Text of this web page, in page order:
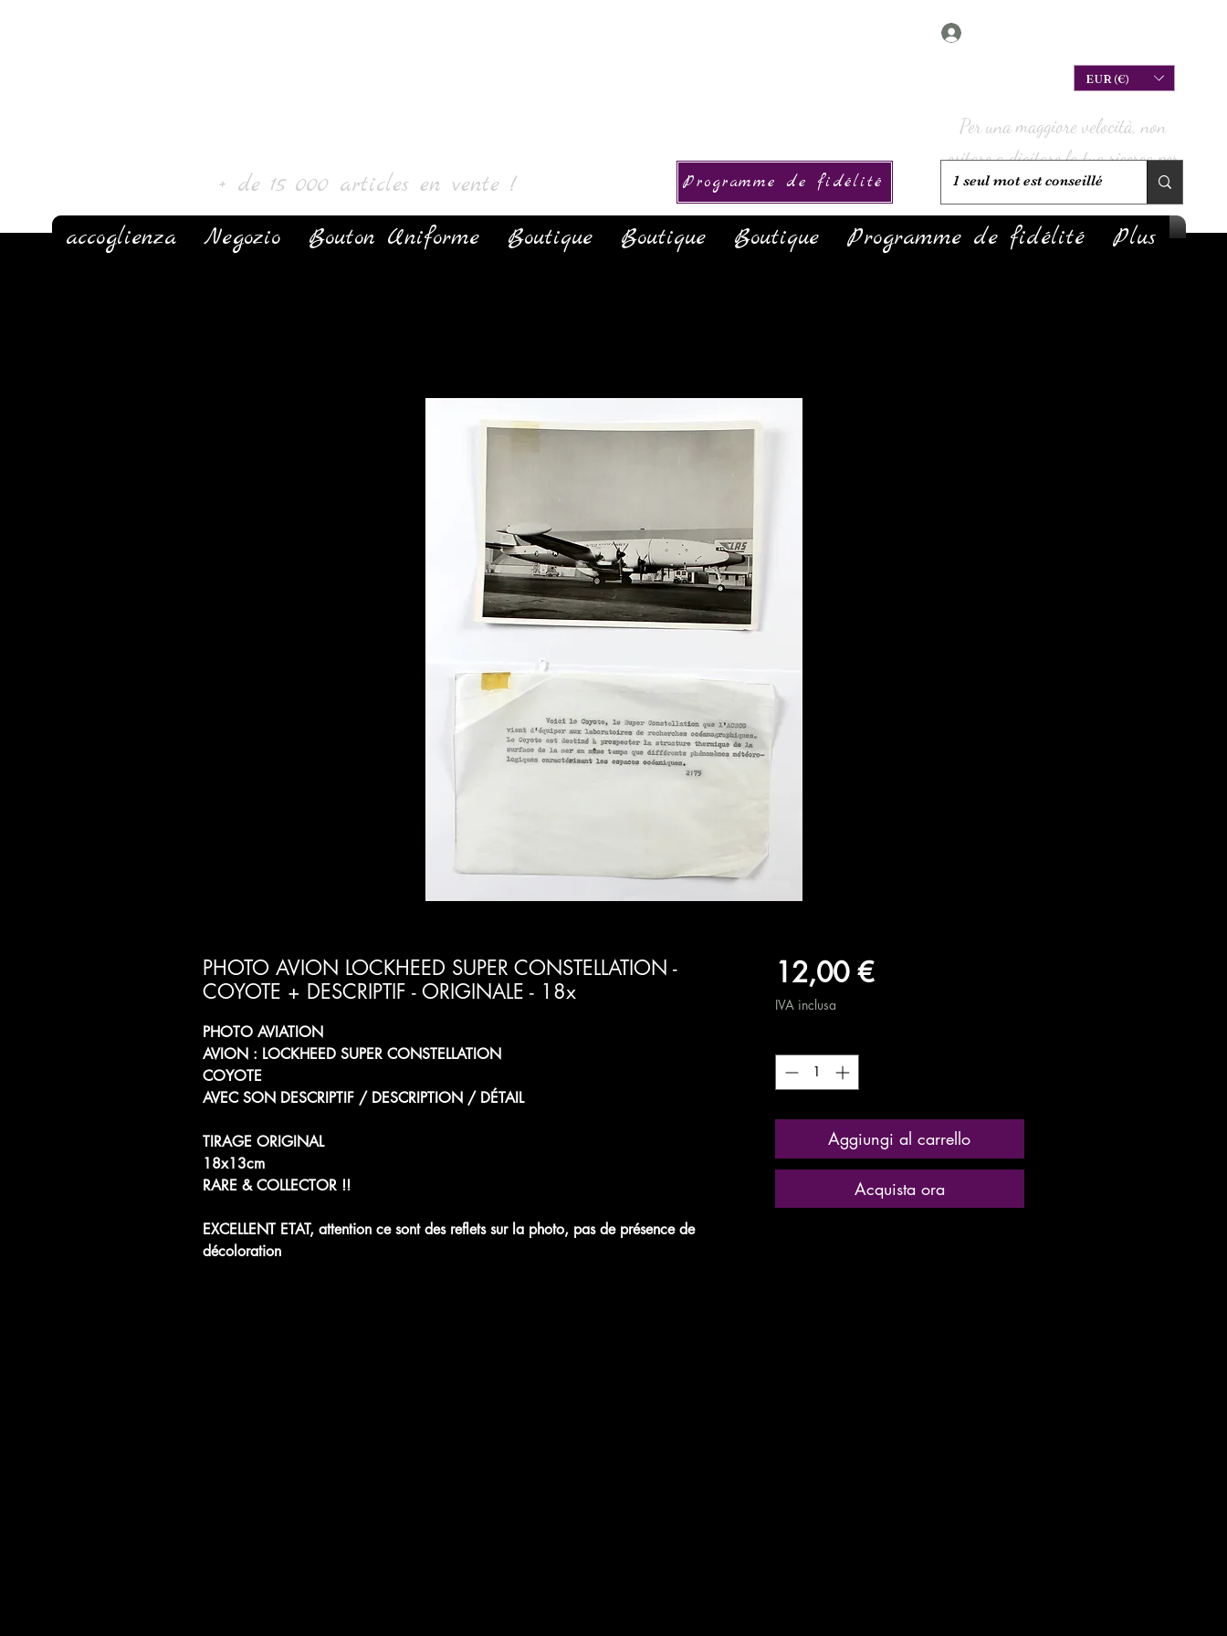
EUR (€)
+ de 15 000 articles en vente ! Programme de fidélité
accoglienza Negozio Bouton Uniforme Boutique Boutique Boutique Programme de fidélité Plus
PHOTO AVION LOCKHEED SUPER CONSTELLATION -
COYOTE + DESCRIPTIF - ORIGINALE - 18x
PHOTO AVIATION
AVION : LOCKHEED SUPER CONSTELLATION
COYOTE
AVEC SON DESCRIPTIF / DESCRIPTION / DÉTAIL
TIRAGE ORIGINAL
18x13cm
RARE & COLLECTOR !!
EXCELLENT ETAT, attention ce sont des reflets sur la photo, pas de présence de
décoloration
12,00 €Prezzo
IVA inclusa
Aggiungi al carrello
Acquista ora
Per una maggiore velocità, non
esitare a digitare la tua ricerca per
verificare se è disponibile!